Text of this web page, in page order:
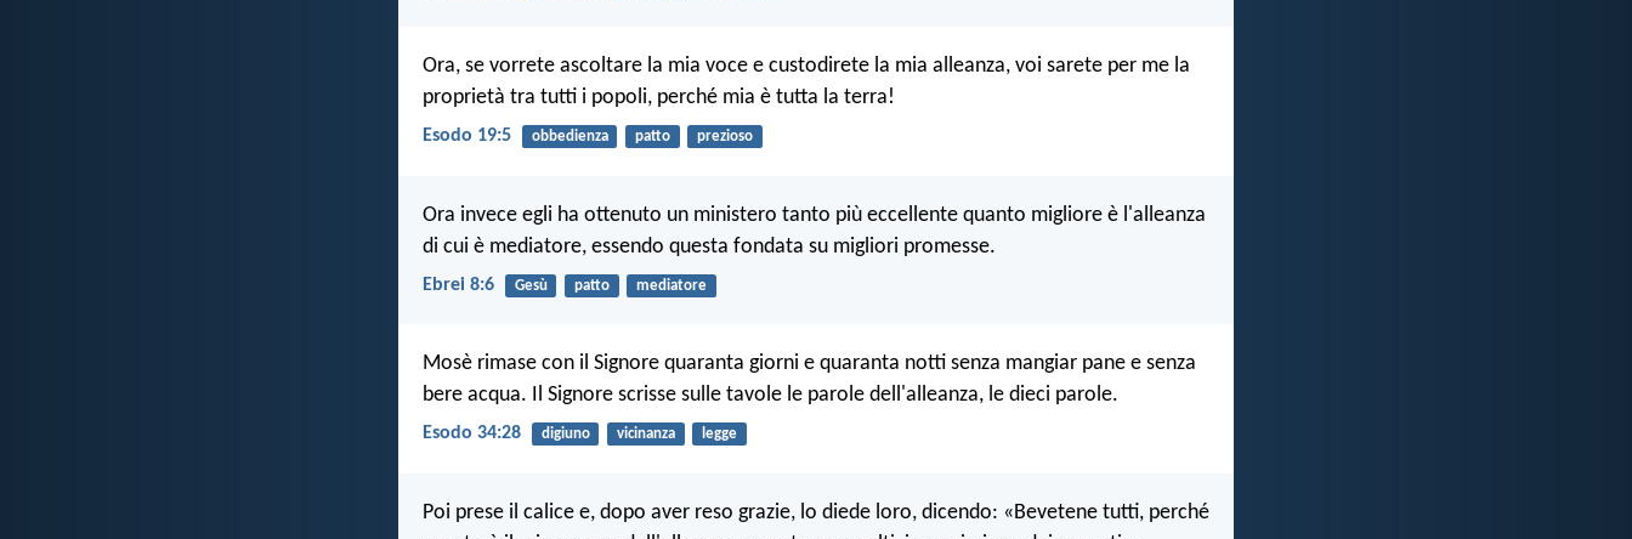
Ora, se vorrete ascoltare la mia voce e custodirete la mia alleanza, voi sarete per me la
proprietà tra tutti i popoli, perché mia è tutta la terra!
Esodo 19:5 obbedienza patto prezioso
Ora invece egli ha ottenuto un ministero tanto più eccellente quanto migliore è l'alleanza
di cui è mediatore, essendo questa fondata su migliori promesse.
Ebrei 8:6 Gesù patto mediatore
Mosè rimase con il Signore quaranta giorni e quaranta notti senza mangiar pane e senza
bere acqua. Il Signore scrisse sulle tavole le parole dell'alleanza, le dieci parole.
Esodo 34:28 digiuno vicinanza legge
Poi prese il calice e, dopo aver reso grazie, lo diede loro, dicendo: «Bevetene tutti, perché